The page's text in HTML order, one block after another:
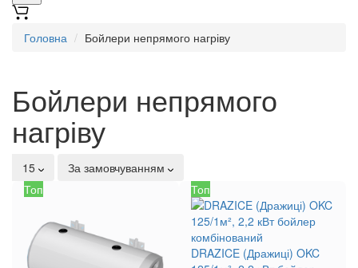
Головна Бойлери непрямого нагріву
Бойлери непрямого
нагріву
15
За замовчуванням
Топ
Топ
DRAZICE (Дражиці) OKC